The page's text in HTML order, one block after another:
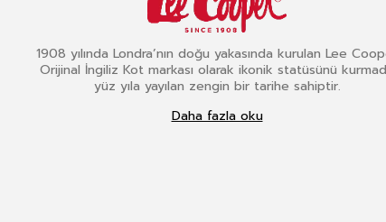
1908 yılında Londra’nın doğu yakasında kurulan Lee
Orijinal İngiliz Kot markası olarak ikonik statüsünü
yüz yıla yayılan zengin bir tarihe sahiptir.
Daha fazla oku